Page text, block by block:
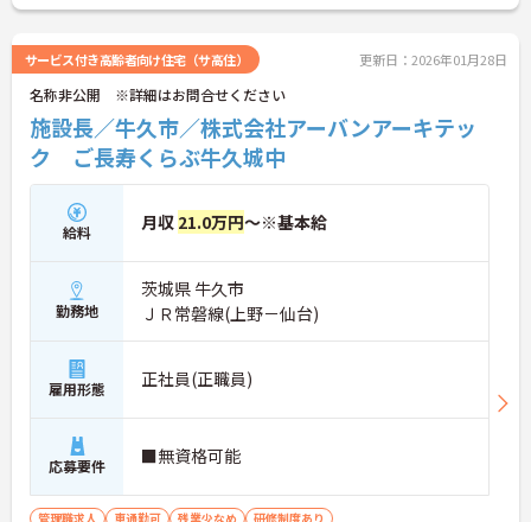
サービス付き高齢者向け住宅（サ高住） 更新日：2026年01月28日
名称非公開 ※詳細はお問合せください
施設長／牛久市／株式会社アーバンアーキテッ
ク ご長寿くらぶ牛久城中
給料 月収 21.0万円～※基本給
勤務地
茨城県 牛久市
ＪＲ常磐線(上野－仙台)
雇用形態 正社員(正職員)
応募要件 ■無資格可能
管理職求人 車通勤可 残業少なめ 研修制度あり